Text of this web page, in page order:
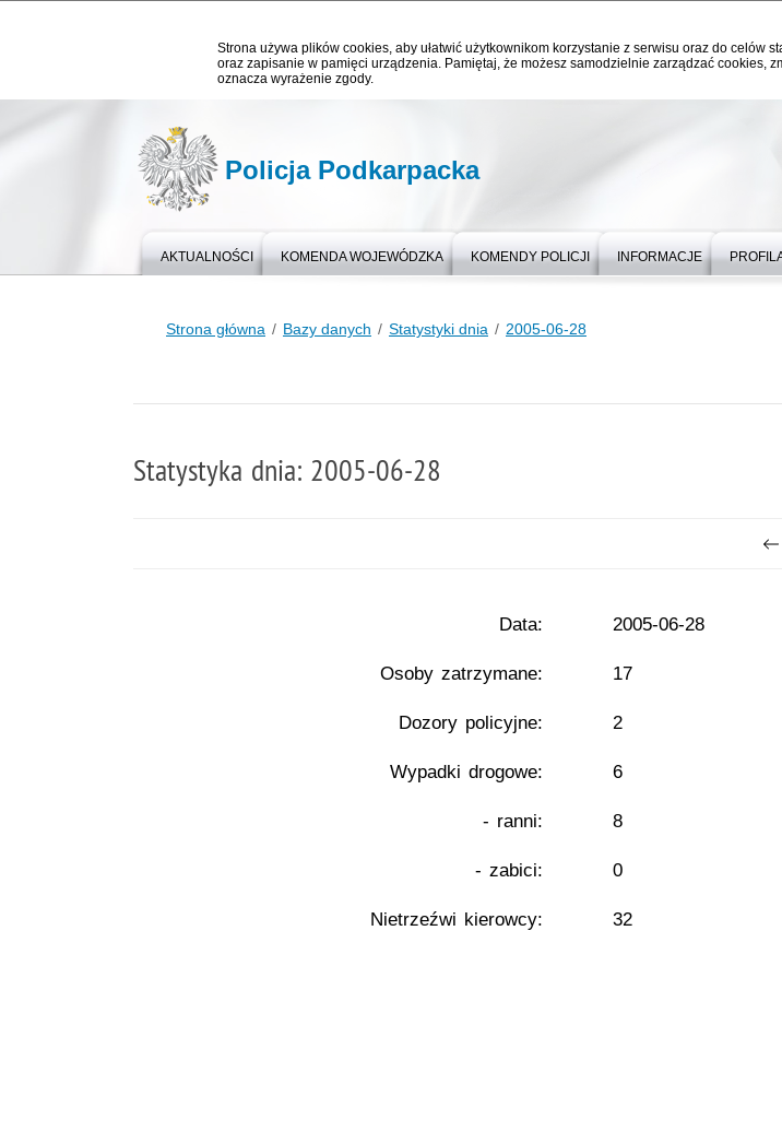
Strona używa plików cookies, aby ułatwić użytkownikom korzystanie z serwisu oraz do celów
oraz zapisanie w pamięci urządzenia. Pamiętaj, że możesz samodzielnie zarządzać cookies,
oznacza wyrażenie zgody.
Policja Podkarpacka
AKTUALNOŚCI KOMENDA WOJEWÓDZKA KOMENDY POLICJI INFORMACJE
Strona główna Bazy danych Statystyki dnia 2005-06-28
Statystyka dnia: 2005-06-28
Data: 2005-06-28
Osoby zatrzymane: 17
Dozory policyjne: 2
Wypadki drogowe: 6
- ranni: 8
- zabici: 0
Nietrzeźwi kierowcy: 32